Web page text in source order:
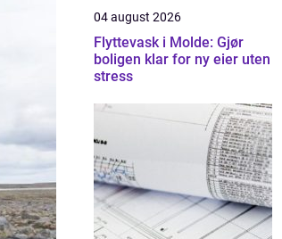
04 august 2026
Flyttevask i Molde: Gjør
boligen klar for ny eier uten
stress